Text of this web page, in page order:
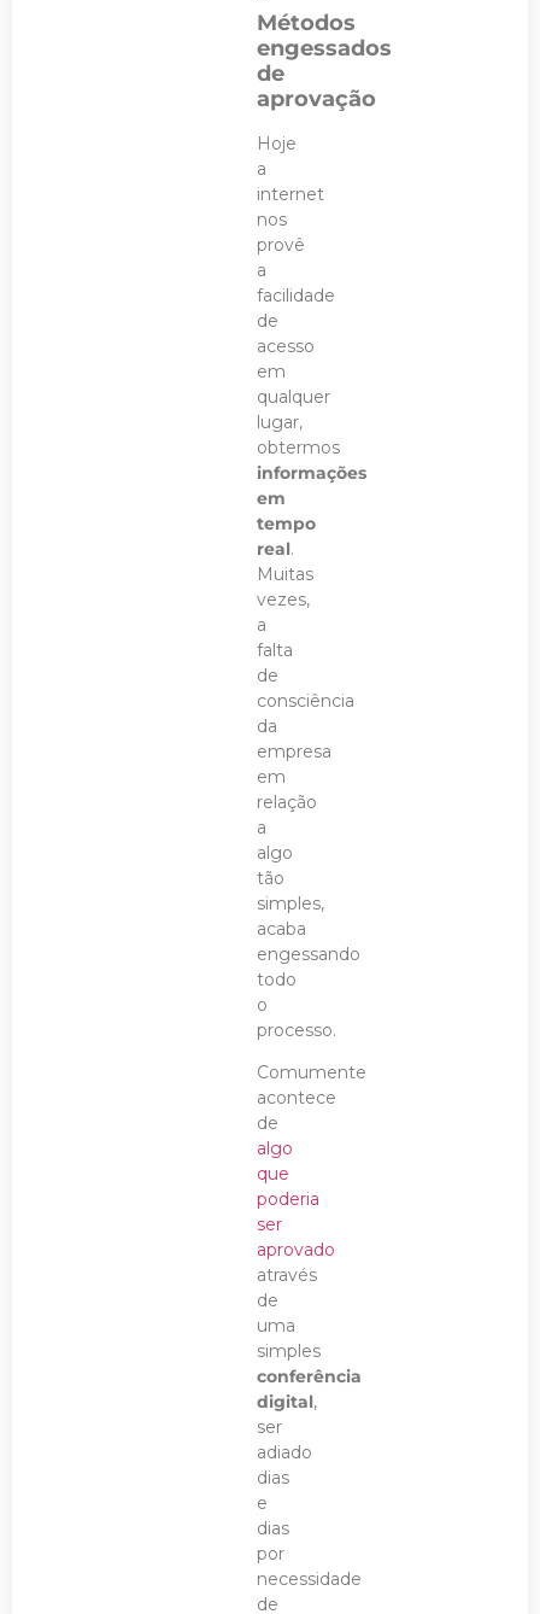
Métodos
engessados
de
aprovação
Hoje
a
internet
nos
provê
a
facilidade
de
acesso
em
qualquer
lugar,
obtermos
informações
em
tempo
real.
Muitas
vezes,
a
falta
de
consciência
da
empresa
em
relação
a
algo
tão
simples,
acaba
engessando
todo
o
processo.
Comumente
acontece
de
algo
que
poderia
ser
aprovado
através
de
uma
simples
conferência
digital,
ser
adiado
dias
e
dias
por
necessidade
de